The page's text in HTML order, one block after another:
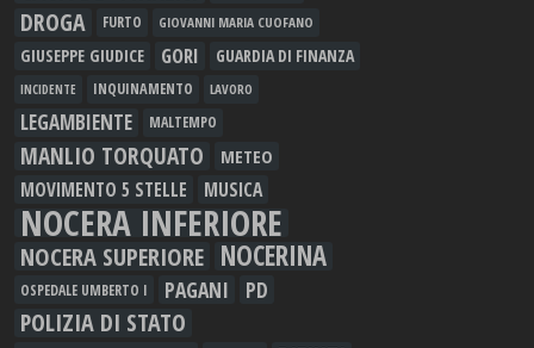
DROGA FURTO GIOVANNI MARIA CUOFANO
GIUSEPPE GIUDICE GORI GUARDIA DI FINANZA
INCIDENTE INQUINAMENTO LAVORO
LEGAMBIENTE MALTEMPO
MANLIO TORQUATO METEO
MOVIMENTO 5 STELLE MUSICA
NOCERA INFERIORE
NOCERA SUPERIORE NOCERINA
OSPEDALE UMBERTO I PAGANI PD
POLIZIA DI STATO